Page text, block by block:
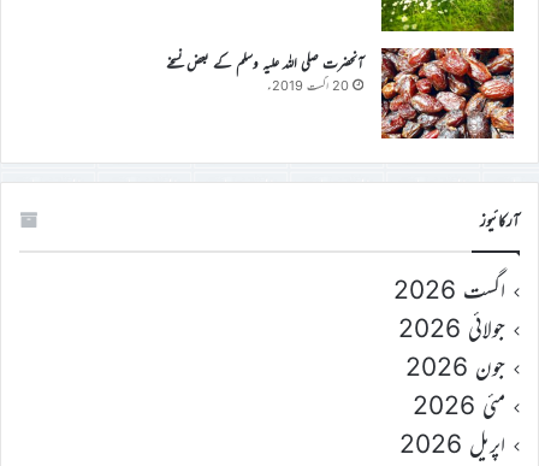
آنحضرت صلی اللہ علیہ وسلم کے بعض نسخے
20 اگست 2019ء
آرکائیوز
اگست 2026
جولائی 2026
جون 2026
مئی 2026
اپریل 2026